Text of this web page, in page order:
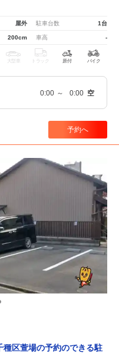
屋外 駐車台数 1台
200cm 車高 -
大型車 トラック 原付 バイク
0:00 ～ 0:00 空
予約へ
種区萱場の予約のできる駐